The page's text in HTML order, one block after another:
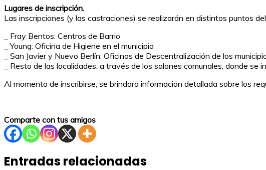
Lugares de inscripción.
Las inscripciones (y las castraciones) se realizarán en distintos puntos
_ Fray Bentos: Centros de Barrio
_ Young: Oficina de Higiene en el municipio
_ San Javier y Nuevo Berlín: Oficinas de Descentralización de los
_ Resto de las localidades: a través de los salones comunales, donde
Al momento de inscribirse, se brindará información detallada sobre los
Comparte con tus amigos
Entradas relacionadas